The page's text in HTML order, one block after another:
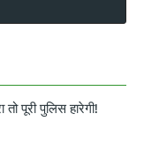
पूरी पुलिस हारेगी!